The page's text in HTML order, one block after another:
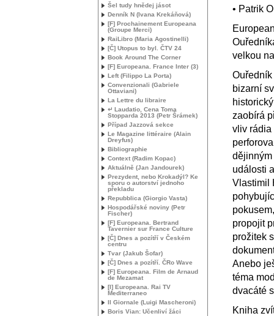
• Patrik
velkou
bizarní
zaobírá
vliv rádia
události
Vlastimil
propojit
prožitek
Anebo
téma
dvacáté
Kniha
Šel tudy hnědej jásot
Denník N (Ivana Krekáňová)
[F] Prochainement Europeana
(Groupe Merci)
RaiLibro (Maria Agostinelli)
[Č] Utopus to byl. ČTV 24
Book Around The Corner
[F] Europeana. France Inter (3)
Left (Filippo La Porta)
Convenzionali (Gabriele
Ottaviani)
La Lettre du libraire
↵ Laudatio, Cena Toma
Stopparda 2013 (Petr Šrámek)
Případ Jazzová sekce
Le Magazine littéraire (Alain
Dreyfus)
Bibliographie
Context (Radim Kopac)
Aktuálně (Jan Jandourek)
Prezydent, nebo Krokadýl? Ke
sporu o autorství jednoho
překladu
Repubblica (Giorgio Vasta)
Hospodářské noviny (Petr
Fischer)
[F] Europeana. Bertrand
Tavernier sur France Culture
[Č] Dnes a pozítří v Českém
centru
Tvar (Jakub Šofar)
[Č] Dnes a pozítří. ČRo Wave
[F] Europeana. Film de Arnaud
de Mezamat
[I] Europeana. Rai TV
Mediterraneo
Il Giornale (Luigi Mascheroni)
Boris Vian: Učenliví žáci